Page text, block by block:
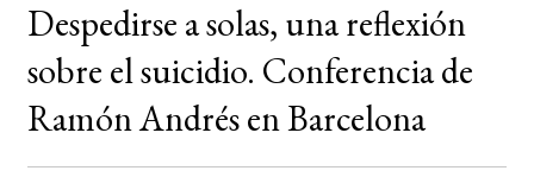
BUSCAR
LISTA DE LIBROS
Despedirse a solas, una reflexión
sobre el suicidio. Conferencia de
Ramón Andrés en Barcelona